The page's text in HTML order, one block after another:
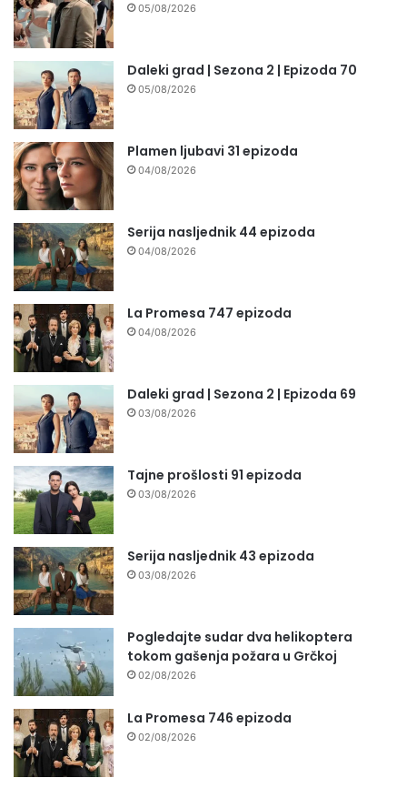
05/08/2026
Daleki grad | Sezona 2 | Epizoda 70
05/08/2026
Plamen ljubavi 31 epizoda
04/08/2026
Serija nasljednik 44 epizoda
04/08/2026
La Promesa 747 epizoda
04/08/2026
Daleki grad | Sezona 2 | Epizoda 69
03/08/2026
Tajne prošlosti 91 epizoda
03/08/2026
Serija nasljednik 43 epizoda
03/08/2026
Pogledajte sudar dva helikoptera
tokom gašenja požara u Grčkoj
02/08/2026
La Promesa 746 epizoda
02/08/2026